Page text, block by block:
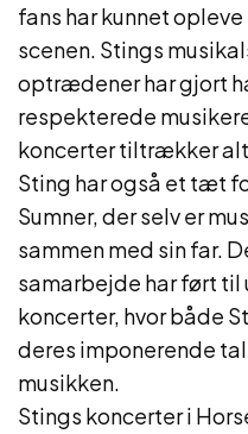
fans har kunnet
scenen. Stings
optrædener har gjort
respekterede
koncerter tiltrækker
Sting har også et tæt
Sumner, der selv er
sammen med sin far.
samarbejde har ført
koncerter, hvor både
deres imponerende
musikken.
Stings koncerter i